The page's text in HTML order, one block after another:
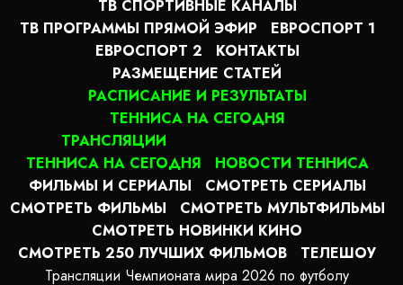
ТВ СПОРТИВНЫЕ КАНАЛЫ
ТВ ПРОГРАММЫ ПРЯМОЙ ЭФИР
ЕВРОСПОРТ 1
ЕВРОСПОРТ 2
КОНТАКТЫ
РАЗМЕЩЕНИЕ СТАТЕЙ
РАСПИСАНИЕ И РЕЗУЛЬТАТЫ
ТЕННИСА НА СЕГОДНЯ
ТРАНСЛЯЦИИ
ТЕННИСА НА СЕГОДНЯ
НОВОСТИ ТЕННИСА
ФИЛЬМЫ И СЕРИАЛЫ
СМОТРЕТЬ СЕРИАЛЫ
СМОТРЕТЬ ФИЛЬМЫ
СМОТРЕТЬ МУЛЬТФИЛЬМЫ
СМОТРЕТЬ НОВИНКИ КИНО
СМОТРЕТЬ 250 ЛУЧШИХ ФИЛЬМОВ
ТЕЛЕШОУ
Трансляции Чемпионата мира 2026 по футболу